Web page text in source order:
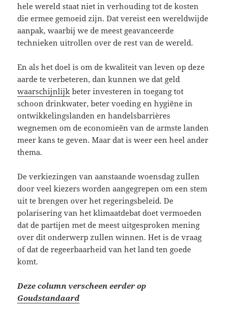
hele wereld staat niet in verhouding tot de kosten
die ermee gemoeid zijn. Dat vereist een wereldwijde
aanpak, waarbij we de meest geavanceerde
technieken uitrollen over de rest van de wereld.
En als het doel is om de kwaliteit van leven op deze
aarde te verbeteren, dan kunnen we dat geld
waarschijnlijk beter investeren in toegang tot
schoon drinkwater, beter voeding en hygiëne in
ontwikkelingslanden en handelsbarrières
wegnemen om de economieën van de armste landen
meer kans te geven. Maar dat is weer een heel ander
thema.
De verkiezingen van aanstaande woensdag zullen
door veel kiezers worden aangegrepen om een stem
uit te brengen over het regeringsbeleid. De
polarisering van het klimaatdebat doet vermoeden
dat de partijen met de meest uitgesproken mening
over dit onderwerp zullen winnen. Het is de vraag
of dat de regeerbaarheid van het land ten goede
komt.
Deze column verscheen eerder op
Goudstandaard